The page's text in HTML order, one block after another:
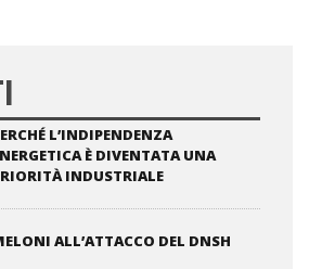
L’INDIPENDENZA
È DIVENTATA UNA
INDUSTRIALE
ALL’ATTACCO DEL DNSH